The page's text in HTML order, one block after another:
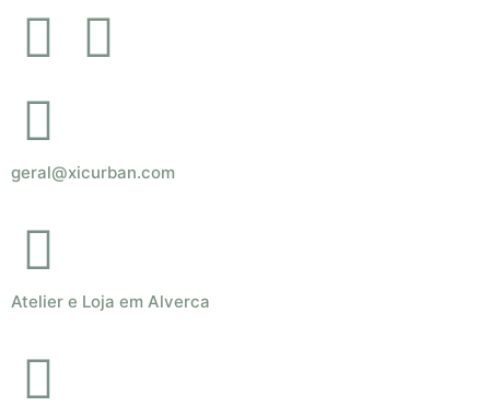
geral@xicurban.com
Atelier e Loja em Alverca